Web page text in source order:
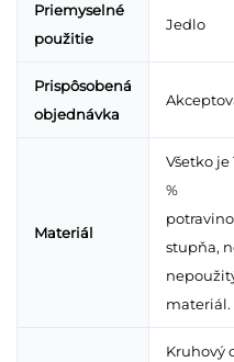
Priemyselné
použitie
Jedlo
Prispôsobená
objednávka
Materiál
Všetko je
%
stupňa,
materiál.
Kruhový